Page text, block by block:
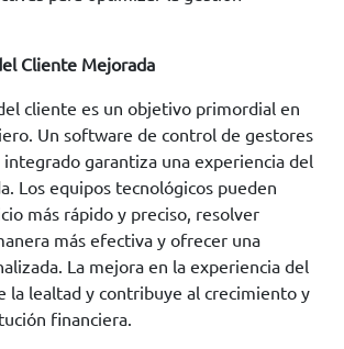
Cliente Mejorada
cliente es un objetivo primordial en
Un software de control de gestores
garantiza una experiencia del
Los equipos tecnológicos pueden
más rápido y preciso, resolver
más efectiva y ofrecer una
La mejora en la experiencia del
la lealtad y contribuye al crecimiento y
financiera.